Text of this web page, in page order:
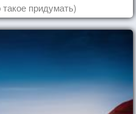
придумать)